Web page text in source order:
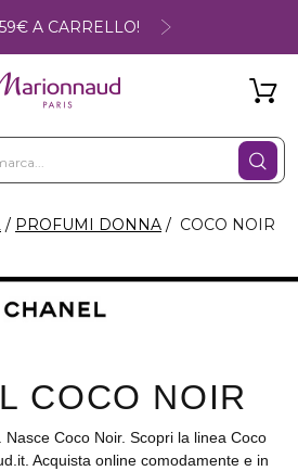
A CARRELLO!
PROFUMI DONNA COCO NOIR
COCO NOIR
Coco Noir. Scopri la linea Coco
Acquista online comodamente e in